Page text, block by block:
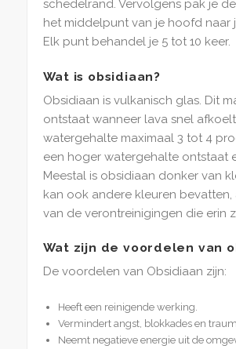
schedelrand. Vervolgens pak je
het middelpunt van je hoofd naar
Elk punt behandel je 5 tot 10 keer.
Wat is obsidiaan?
Obsidiaan is vulkanisch glas. Dit
ontstaat wanneer lava snel
watergehalte maximaal 3 tot 4
een hoger watergehalte ontstaat
Meestal is obsidiaan donker van
kan ook andere kleuren bevatten,
van de verontreinigingen die erin
Wat zijn de voordelen van
De voordelen van Obsidiaan zijn:
Heeft een reinigende werking.
Vermindert angst, blokkades en
Neemt negatieve energie uit de